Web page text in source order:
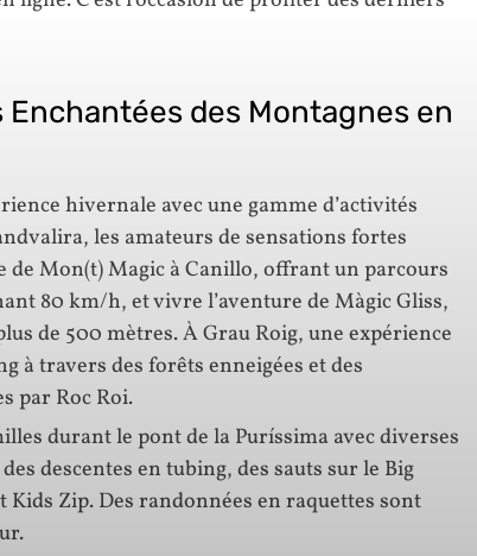
des Montagnes en
hivernale avec une gamme d’activités
les amateurs de sensations fortes
Mon(t) Magic à Canillo, offrant un parcours
80 km/h, et vivre l’aventure de Màgic Gliss,
de 500 mètres. À Grau Roig, une expérience
à travers des forêts enneigées et des
par Roc Roi.
durant le pont de la Puríssima avec diverses
descentes en tubing, des sauts sur le Big
Zip. Des randonnées en raquettes sont